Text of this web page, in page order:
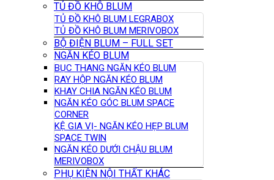
TỦ ĐỒ KHÔ BLUM
TỦ ĐỒ KHÔ BLUM LEGRABOX
TỦ ĐỒ KHÔ BLUM MERIVOBOX
BỘ ĐIỆN BLUM – FULL SET
NGĂN KÉO BLUM
BỤC THANG NGĂN KÉO BLUM
RAY HỘP NGĂN KÉO BLUM
KHAY CHIA NGĂN KÉO BLUM
NGĂN KÉO GÓC BLUM SPACE
CORNER
KỆ GIA VỊ- NGĂN KÉO HẸP BLUM
SPACE TWIN
NGĂN KÉO DƯỚI CHẬU BLUM
MERIVOBOX
PHỤ KIỆN NỘI THẤT KHÁC